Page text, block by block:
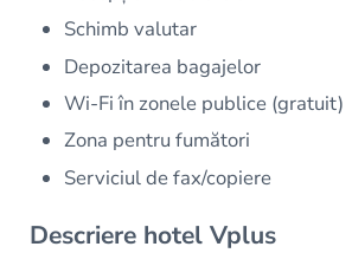
Schimb valutar
Depozitarea bagajelor
Wi-Fi în zonele publice (gratuit)
Zona pentru fumători
Serviciul de fax/copiere
Descriere hotel Vplus